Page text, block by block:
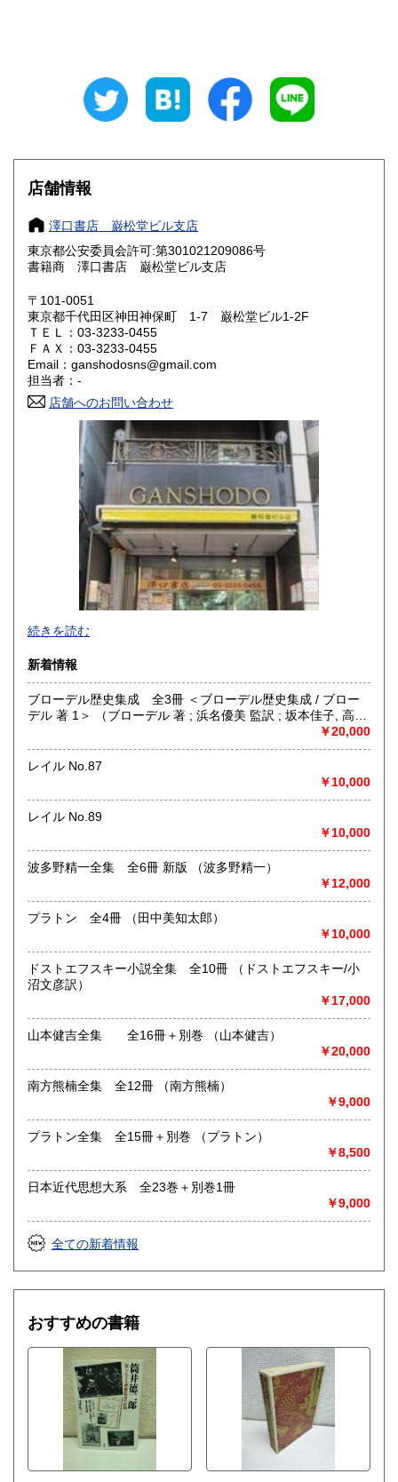
180円 三重県
大阪府
奈良県 180円
鳥取県 180円 島根県
岡山県
山口県 180円
香川県 180円
高知県 180円
180円 長崎県
180円 大分県
180円 鹿児島県
180円
店舗情報
澤口書店 巌松堂ビル支店
東京都公安委員会許可:第301021209086号
書籍商 澤口書店 巌松堂ビル支店
〒101-0051
東京都千代田区神田神保町 1-7 巌松堂ビル1-2F
ＴＥＬ：03-3233-0455
ＦＡＸ：03-3233-0455
Email：ganshodosns@gmail.com
担当者：-
店舗へのお問い合わせ
最寄駅：神保町駅
営業時間：11:00〜18:00
定休日：年中無休 ※年末年始(12/31～1/2)は除く
日本全国無料出張買取りお引き受けいたします。
まずは、フリーダイヤル 0120-68-2332 までご連絡下さ
い。
総記、哲学宗教、歴史、社会科学、自然科学、美術工芸、国
語国文、外国文学、古典籍、近代文献、趣味、外国書、サブ
続きを読む
新着情報
ブローデル歴史集成 全3冊 ＜ブローデル歴史集成 / ブロー
デル 著 1＞ （ブローデル 著 ; 浜名優美 監訳 ; 坂本佳子, 高塚
￥20,000
レイル No.87
￥10,000
レイル No.89
￥10,000
波多野精一全集 全6冊 新版 （波多野精一）
￥12,000
プラトン 全4冊 （田中美知太郎）
￥10,000
ドストエフスキー小説全集 全10冊 （ドストエフスキー/小
沼文彦訳）
￥17,000
山本健吉全集 全16冊＋別巻 （山本健吉）
￥20,000
南方熊楠全集 全12冊 （南方熊楠）
￥9,000
プラトン全集 全15冊＋別巻 （プラトン）
￥8,500
日本近代思想大系 全23巻＋別巻1冊
￥9,000
全ての新着情報
おすすめの書籍